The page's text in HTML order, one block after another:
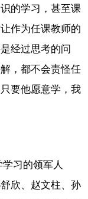
的学习，甚至课
作为任课教师的
经过思考的问
，都不会责怪任
要他愿意学，我
习的领军人
欣、赵文柱、孙